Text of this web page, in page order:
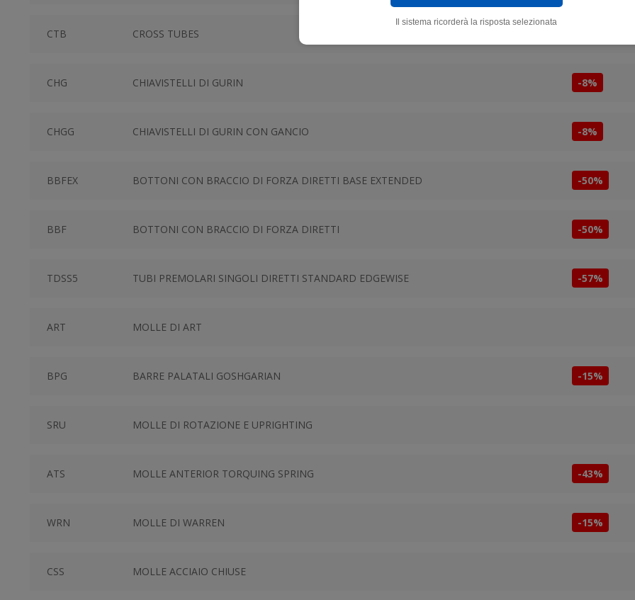
Il sistema ricorderà la risposta selezionata
CTB CROSS TUBES
CHG CHIAVISTELLI DI GURIN -8%
CHGG CHIAVISTELLI DI GURIN CON GANCIO -8%
BBFEX BOTTONI CON BRACCIO DI FORZA DIRETTI BASE EXTENDED -50%
BBF BOTTONI CON BRACCIO DI FORZA DIRETTI -50%
TDSS5 TUBI PREMOLARI SINGOLI DIRETTI STANDARD EDGEWISE -57%
ART MOLLE DI ART
BPG BARRE PALATALI GOSHGARIAN -15%
SRU MOLLE DI ROTAZIONE E UPRIGHTING
ATS MOLLE ANTERIOR TORQUING SPRING -43%
WRN MOLLE DI WARREN -15%
CSS MOLLE ACCIAIO CHIUSE